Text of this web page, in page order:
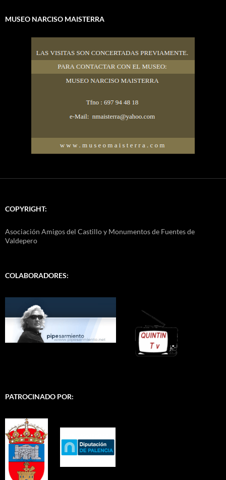
MUSEO NARCISO MAISTERRA
COPYRIGHT:
Asociación Amigos del Castillo y Monumentos de Fuentes de
Valdepero
COLABORADORES:
PATROCINADO POR: